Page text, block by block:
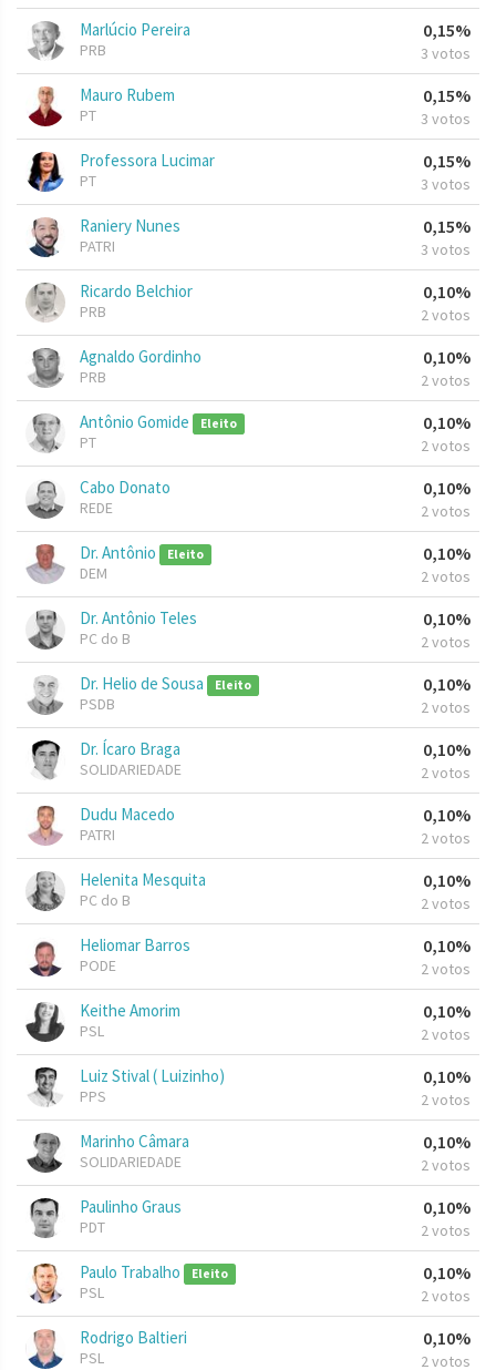
Marlúcio Pereira
PRB
0,15%
3 votos
Mauro Rubem
PT
0,15%
3 votos
Professora Lucimar
PT
0,15%
3 votos
Raniery Nunes
PATRI
0,15%
3 votos
Ricardo Belchior
PRB
0,10%
2 votos
Agnaldo Gordinho
PRB
0,10%
2 votos
Antônio Gomide Eleito
PT
0,10%
2 votos
Cabo Donato
REDE
0,10%
2 votos
Dr. Antônio Eleito
DEM
0,10%
2 votos
Dr. Antônio Teles
PC do B
0,10%
2 votos
Dr. Helio de Sousa Eleito
PSDB
0,10%
2 votos
Dr. Ícaro Braga
SOLIDARIEDADE
0,10%
2 votos
Dudu Macedo
PATRI
0,10%
2 votos
Helenita Mesquita
PC do B
0,10%
2 votos
Heliomar Barros
PODE
0,10%
2 votos
Keithe Amorim
PSL
0,10%
2 votos
Luiz Stival ( Luizinho)
PPS
0,10%
2 votos
Marinho Câmara
SOLIDARIEDADE
0,10%
2 votos
Paulinho Graus
PDT
0,10%
2 votos
Paulo Trabalho Eleito
PSL
0,10%
2 votos
Rodrigo Baltieri
PSL
0,10%
2 votos